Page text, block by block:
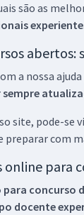
são as
abertos:
a nossa
site, pode-se
preparar com
online para
para concurso
docente